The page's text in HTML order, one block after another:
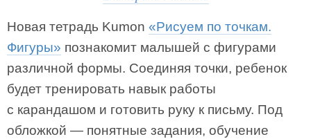
Новая тетрадь Kumon «Рисуем по точкам.
Фигуры» познакомит малышей с фигурами
различной формы. Соединяя точки, ребенок
будет тренировать навык работы
с карандашом и готовить руку к письму. Под
обложкой — понятные задания, обучение